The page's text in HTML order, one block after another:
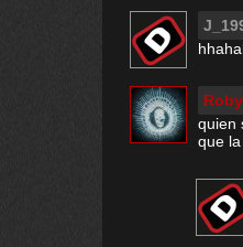
quien
que